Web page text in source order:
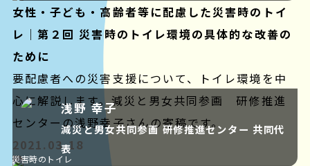
女性・子ども・高齢者等に配慮した災害時のトイ
レ｜第２回 災害時のトイレ環境の具体的な改善の
ために
要配慮者への災害支援について、トイレ環境を中
心に解説します。減災と男女共同参画 研修推進
センターの浅野幸子さんの寄稿です。
2021.03.18
浅野 幸子
減災と男女共同参画 研修推進センター 共同代
表
災害時のトイレ